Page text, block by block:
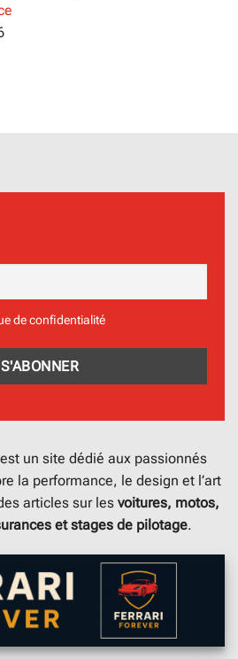
de confidentialité
est un site dédié aux passionnés
la performance, le design et l’art
articles sur les voitures, motos,
et stages de pilotage.